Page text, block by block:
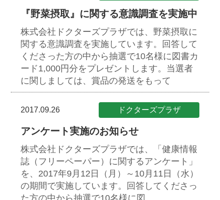
『野菜摂取』に関する意識調査を実施中
株式会社ドクターズプラザでは、野菜摂取に
関する意識調査を実施しています。回答して
くださった方の中から抽選で10名様に図書カ
ード1,000円分をプレゼントします。当選者
に関しましては、賞品の発送をもって
2017.09.26 ドクターズプラザ
アンケート実施のお知らせ
株式会社ドクターズプラザでは、「健康情報
誌（フリーペーパー）に関するアンケート」
を、2017年9月12日（月）～10月11日（水）
の期間で実施しています。回答してくださっ